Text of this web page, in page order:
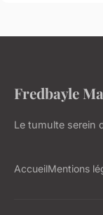
Fredbayle
Le tumulte serein
AccueilMentions